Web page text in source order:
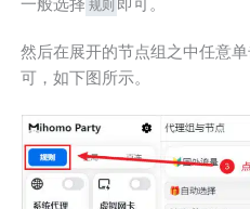
一般选择 规则 即可。
然后在展开的节点组之中任意
可，如下图所示。